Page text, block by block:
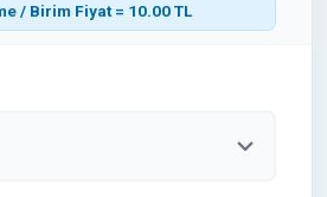
/ Birim Fiyat = 10.00 TL